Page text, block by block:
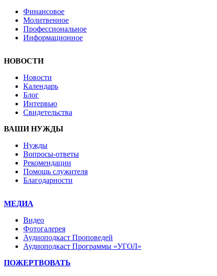
Финансовое
Молитвенное
Профессиональное
Информационное
НОВОСТИ
Новости
Календарь
Блог
Интервью
Свидетельства
ВАШИ НУЖДЫ
Нужды
Вопросы-ответы
Рекомендации
Помощь служителя
Благодарности
МЕДИА
Видео
Фотогалерея
Аудиоподкаст Проповедей
Аудиоподкаст Программы «УГОЛ»
ПОЖЕРТВОВАТЬ